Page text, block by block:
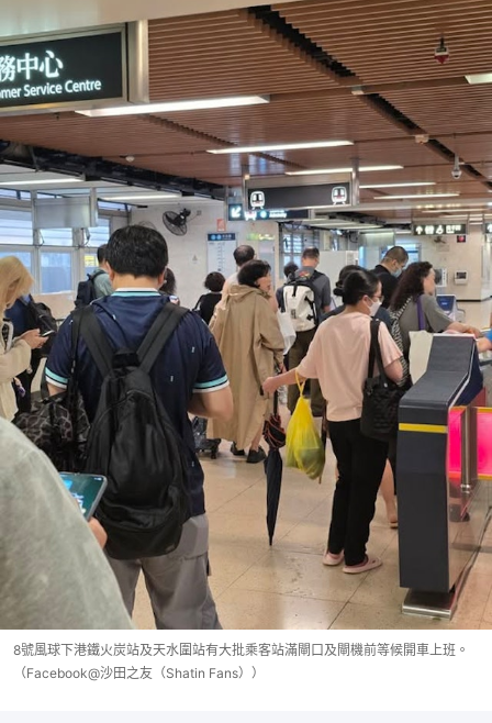
8號風球下港鐵火炭站及天水圍站有大批乘客站滿閘口及閘機前等候開車上班。
（Facebook@沙田之友（Shatin Fans））